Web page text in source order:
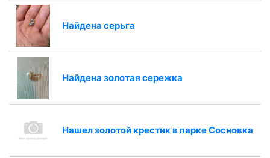
Найдена серьга
Найдена золотая сережка
Нашел золотой крестик в парке Сосновка